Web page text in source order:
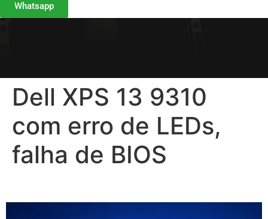
Whatsapp
Dell XPS 13 9310
com erro de LEDs,
falha de BIOS